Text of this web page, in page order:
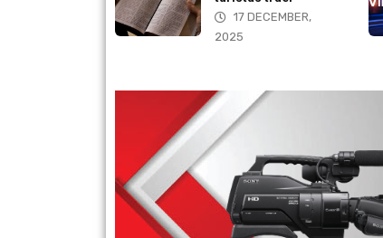
Stream from